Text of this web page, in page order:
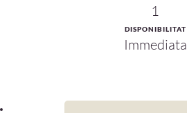
1
DISPONIBILITAT
Immediata